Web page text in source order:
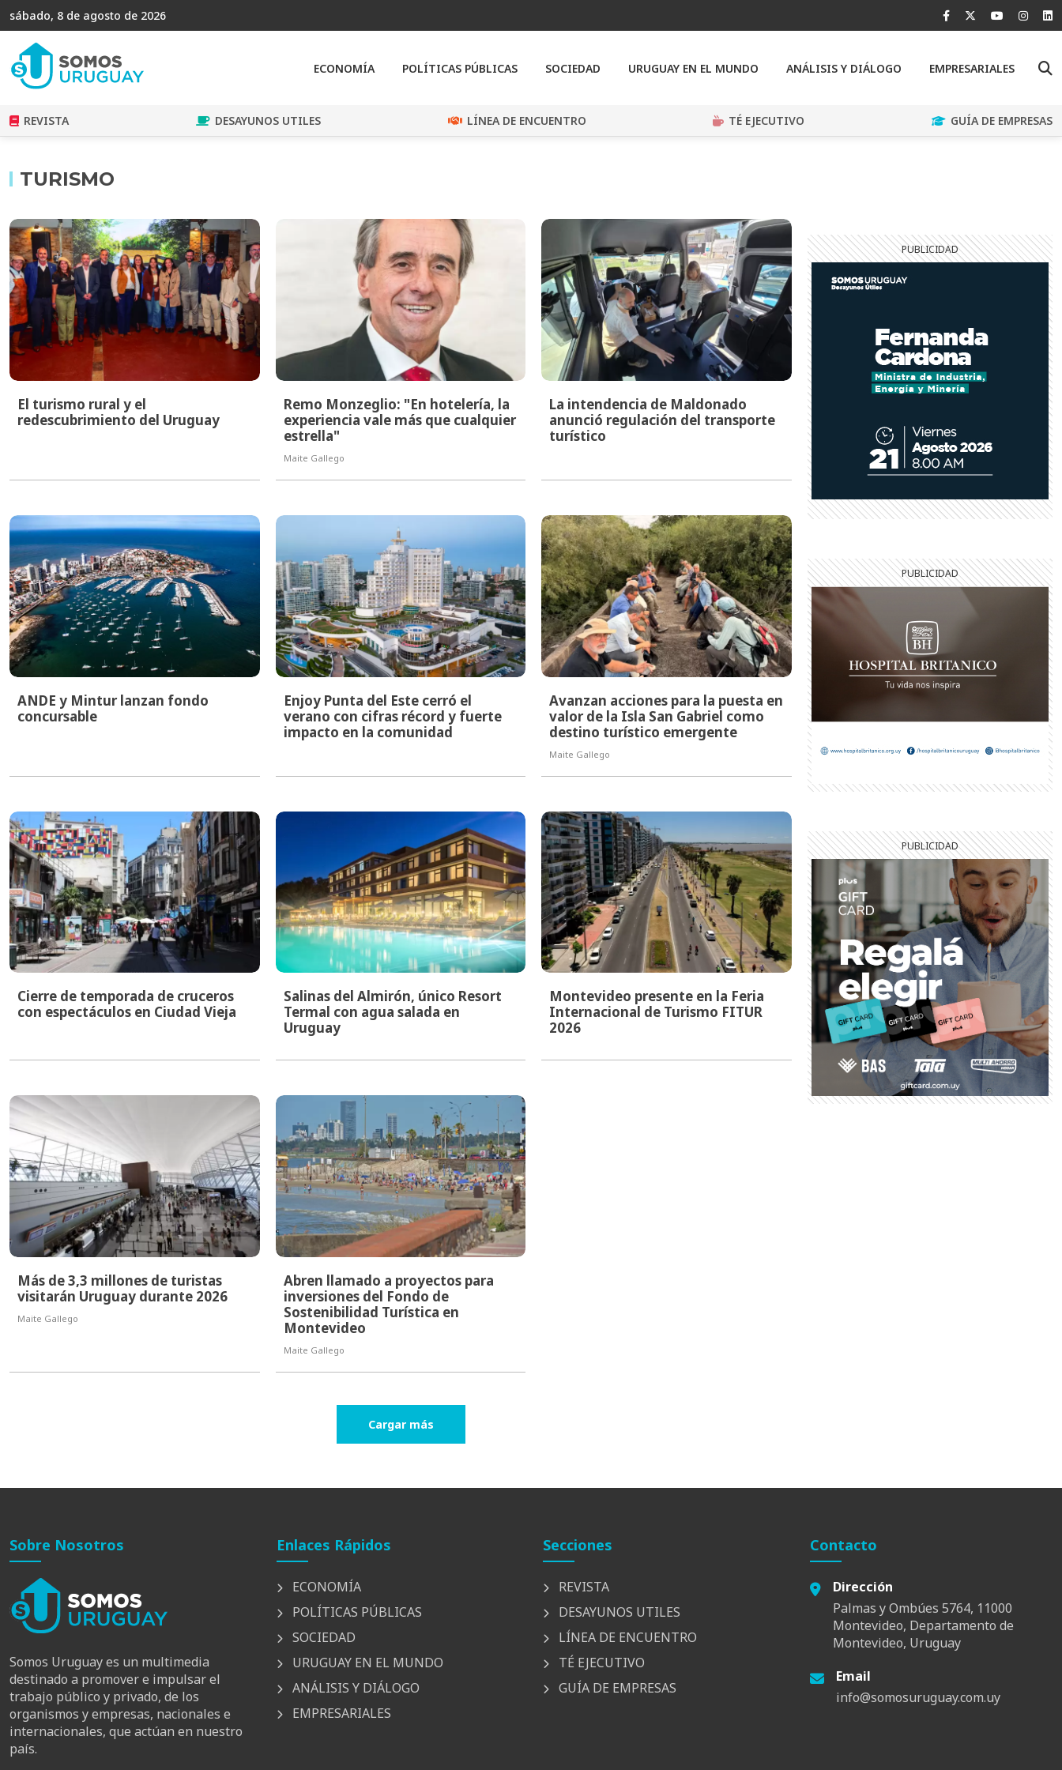
sábado, 8 de agosto de 2026
ECONOMÍA POLÍTICAS PÚBLICAS SOCIEDAD URUGUAY EN EL MUNDO ANÁLISIS Y DIÁLOGO EMPRESARIALES
REVISTA DESAYUNOS UTILES LÍNEA DE ENCUENTRO TÉ EJECUTIVO GUÍA DE EMPRESAS
TURISMO
El turismo rural y el
redescubrimiento del Uruguay
Remo Monzeglio: "En hotelería, la
experiencia vale más que cualquier
estrella"
Maite Gallego
La intendencia de Maldonado
anunció regulación del transporte
turístico
ANDE y Mintur lanzan fondo
concursable
Enjoy Punta del Este cerró el
verano con cifras récord y fuerte
impacto en la comunidad
Avanzan acciones para la puesta en
valor de la Isla San Gabriel como
destino turístico emergente
Maite Gallego
Cierre de temporada de cruceros
con espectáculos en Ciudad Vieja
Salinas del Almirón, único Resort
Termal con agua salada en
Uruguay
Montevideo presente en la Feria
Internacional de Turismo FITUR
2026
Más de 3,3 millones de turistas
visitarán Uruguay durante 2026
Maite Gallego
Abren llamado a proyectos para
inversiones del Fondo de
Sostenibilidad Turística en
Montevideo
Maite Gallego
Cargar más
Sobre Nosotros
Somos Uruguay es un multimedia
destinado a promover e impulsar el
trabajo público y privado, de los
organismos y empresas, nacionales e
internacionales, que actúan en nuestro
país.
Enlaces Rápidos
ECONOMÍA
POLÍTICAS PÚBLICAS
SOCIEDAD
URUGUAY EN EL MUNDO
ANÁLISIS Y DIÁLOGO
EMPRESARIALES
Secciones
REVISTA
DESAYUNOS UTILES
LÍNEA DE ENCUENTRO
TÉ EJECUTIVO
GUÍA DE EMPRESAS
Contacto
Dirección
Palmas y Ombúes 5764, 11000
Montevideo, Departamento de
Montevideo, Uruguay
Email
info@somosuruguay.com.uy